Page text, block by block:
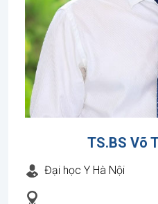
TS.BS Võ
Đại học Y Hà Nội